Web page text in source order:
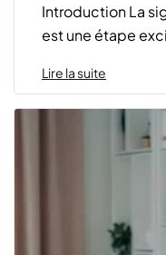
Introduction La
est une étape
Lire la suite